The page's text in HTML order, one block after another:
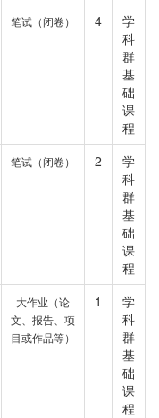
笔试（闭卷） 4
学
科
群
基
础
课
程
笔试（闭卷） 2
学
科
群
基
础
课
程
大作业（论
文、报告、项
目或作品等）
1
学
科
群
基
础
课
程